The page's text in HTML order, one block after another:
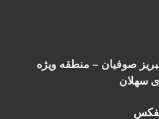
10 جاده تبریز صوفیان – منطقه ویژه